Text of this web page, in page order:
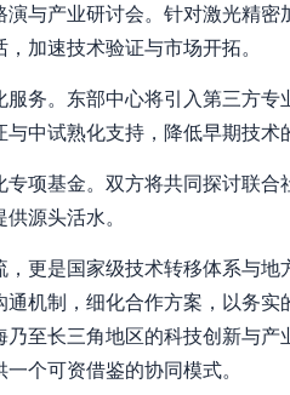
与产业研讨会。针对激光精
加速技术验证与市场开拓。
务。东部中心将引入第三方
中试熟化支持，降低早期技术
项基金。双方将共同探讨联
源头活水。
更是国家级技术转移体系与
机制，细化合作方案，以务
至长三角地区的科技创新与
个可资借鉴的协同模式。